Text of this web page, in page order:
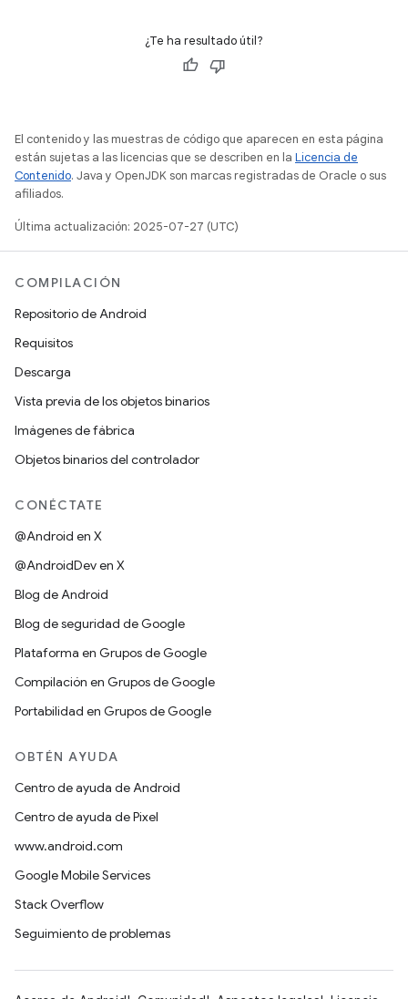
¿Te ha resultado útil?
El contenido y las muestras de código que aparecen en esta página
están sujetas a las licencias que se describen en la Licencia de
Contenido. Java y OpenJDK son marcas registradas de Oracle o sus
afiliados.
Última actualización: 2025-07-27 (UTC)
COMPILACIÓN
Repositorio de Android
Requisitos
Descarga
Vista previa de los objetos binarios
Imágenes de fábrica
Objetos binarios del controlador
CONÉCTATE
@Android en X
@AndroidDev en X
Blog de Android
Blog de seguridad de Google
Plataforma en Grupos de Google
Compilación en Grupos de Google
Portabilidad en Grupos de Google
OBTÉN AYUDA
Centro de ayuda de Android
Centro de ayuda de Pixel
www.android.com
Google Mobile Services
Stack Overflow
Seguimiento de problemas